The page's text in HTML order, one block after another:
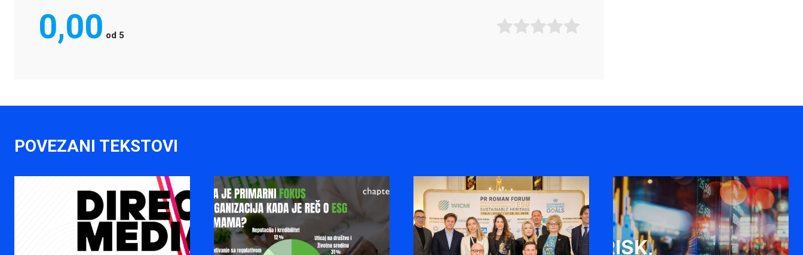
0,00 od 5
POVEZANI TEKSTOVI